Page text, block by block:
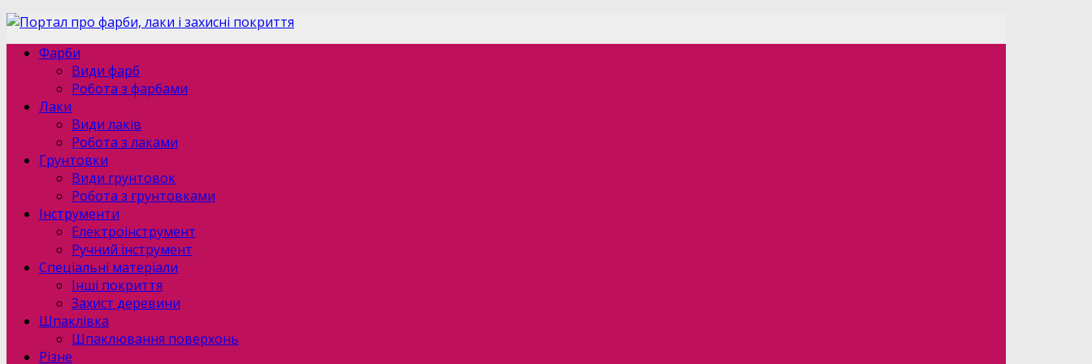
Фарби
Види фарб
Робота з фарбами
Лаки
Види лаків
Робота з лаками
Грунтовки
Види грунтовок
Робота з грунтовками
Інструменти
Електроінструмент
Ручний інструмент
Спеціальні матеріали
Інші покриття
Захист деревини
Шпаклівка
Шпаклювання поверхонь
Різне